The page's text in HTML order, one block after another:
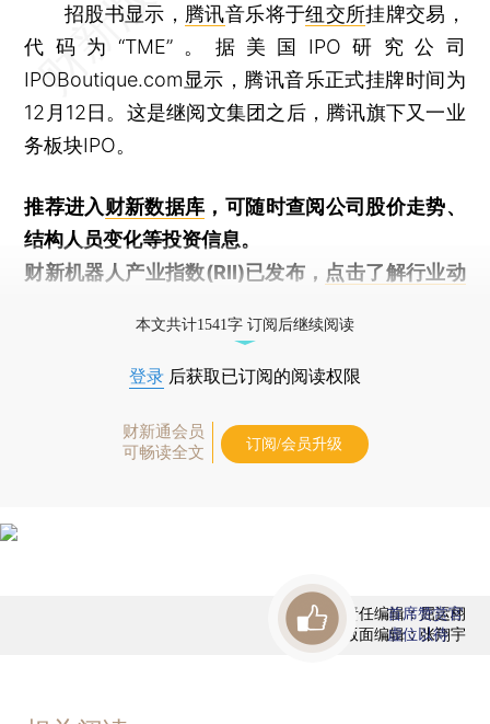
招股书显示， 腾讯音乐将于纽交所挂牌交易，
代码为“TME”。据美国IPO研究公司
IPOBoutique.com显示，腾讯音乐正式挂牌时间为
12月12日。这是继阅文集团之后，腾讯旗下又一业
务板块IPO。
推荐进入财新数据库 ，可随时查阅公司股价走势、
结构人员变化等投资信息。
财新机器人产业指数(RII)已发布， 点击了解行业动
本文共计1541字 订阅后继续阅读
登录 后获取已订阅的阅读权限
财新通会员
可畅读全文
订阅/会员升级
责任编辑：屈运栩
版面编辑：张翔宇
首席赞赏官
虚位以待